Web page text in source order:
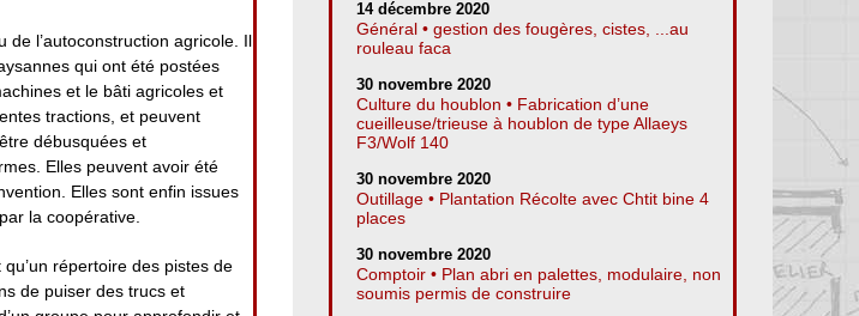
l’autoconstruction agricole. Il
qui ont été postées
et le bâti agricoles et
tractions, et peuvent
débusquées et
Elles peuvent avoir été
Elles sont enfin issues
la coopérative.
répertoire des pistes de
de puiser des trucs et
14 décembre 2020
Général • gestion des fougères, cistes, ...au
rouleau faca
30 novembre 2020
Culture du houblon • Fabrication d’une
cueilleuse/trieuse à houblon de type Allaeys
F3/Wolf 140
30 novembre 2020
Outillage • Plantation Récolte avec Chtit bine 4
places
30 novembre 2020
Comptoir • Plan abri en palettes, modulaire, non
soumis permis de construire